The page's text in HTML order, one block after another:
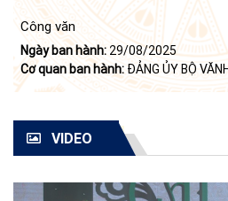
Công văn
Ngày ban hành: 29/08/2025
Cơ quan ban hành: ĐẢNG ỦY BỘ
VIDEO